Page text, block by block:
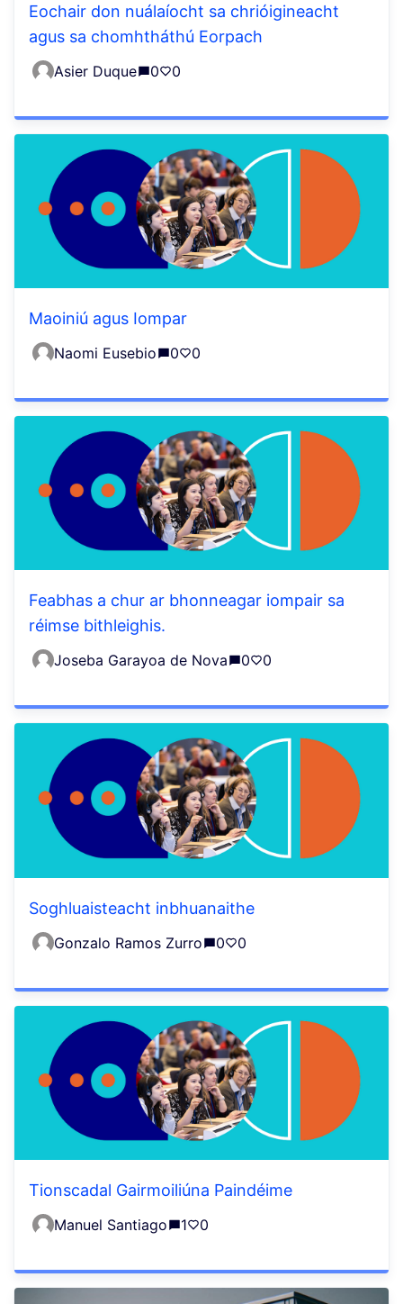
Eochair don nuálaíocht sa chrióigineacht
agus sa chomhtháthú Eorpach
Asier Duque 0 0
Maoiniú agus Iompar
Naomi Eusebio 0 0
Feabhas a chur ar bhonneagar iompair sa
réimse bithleighis.
Joseba Garayoa de Nova 0 0
Soghluaisteacht inbhuanaithe
Gonzalo Ramos Zurro 0 0
Tionscadal Gairmoiliúna Paindéime
Manuel Santiago 1 0